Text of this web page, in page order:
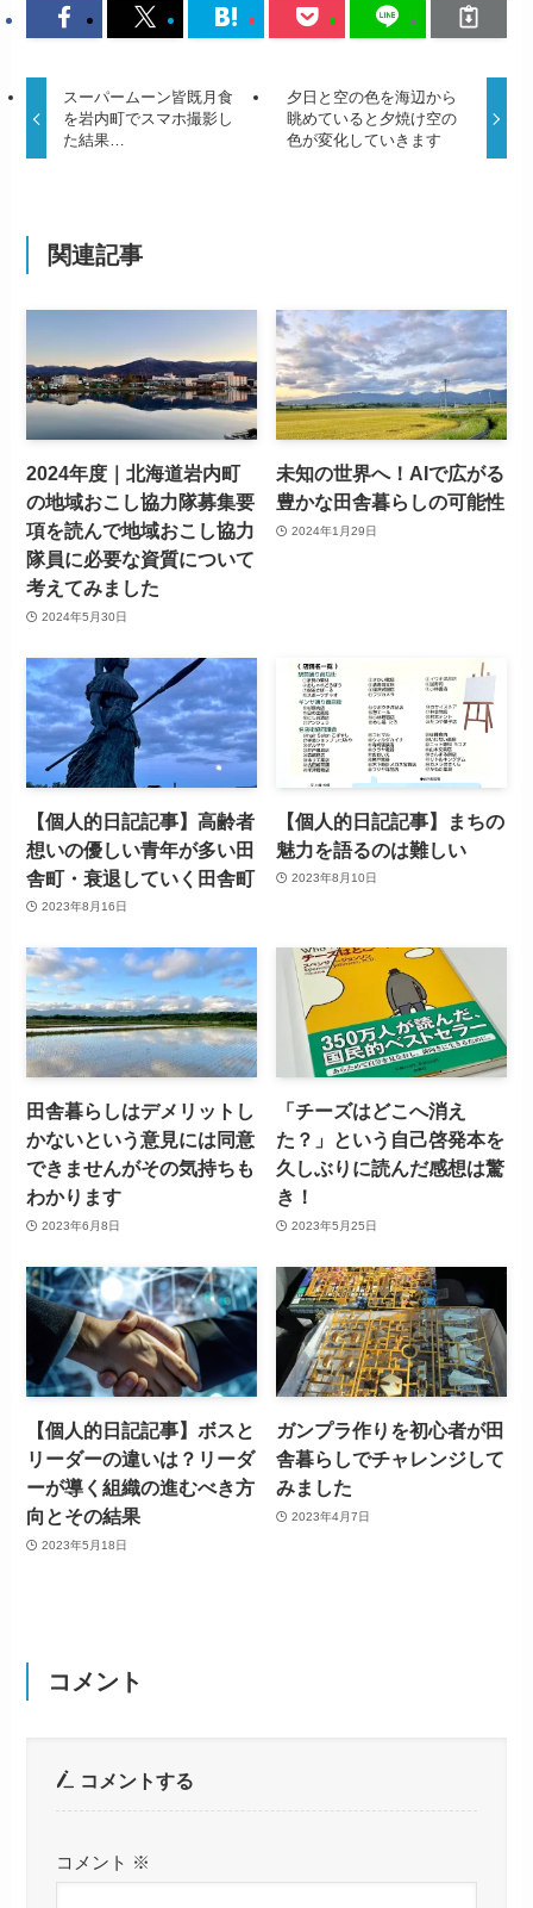
スーパームーン皆既月食
を岩内町でスマホ撮影し
た結果…
夕日と空の色を海辺から
眺めていると夕焼け空の
色が変化していきます
関連記事
2024年度｜北海道岩内町
の地域おこし協力隊募集要
項を読んで地域おこし協力
隊員に必要な資質について
考えてみました
2024年5月30日
未知の世界へ！AIで広がる
豊かな田舎暮らしの可能性
2024年1月29日
【個人的日記記事】高齢者
想いの優しい青年が多い田
舎町・衰退していく田舎町
2023年8月16日
【個人的日記記事】まちの
魅力を語るのは難しい
2023年8月10日
田舎暮らしはデメリットし
かないという意見には同意
できませんがその気持ちも
わかります
2023年6月8日
「チーズはどこへ消え
た？」という自己啓発本を
久しぶりに読んだ感想は驚
き！
2023年5月25日
【個人的日記記事】ボスと
リーダーの違いは？リーダ
ーが導く組織の進むべき方
向とその結果
2023年5月18日
ガンプラ作りを初心者が田
舎暮らしでチャレンジして
みました
2023年4月7日
コメント
コメントする
コメント ※